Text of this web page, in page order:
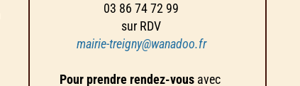
03 86 74 72 99
sur RDV
mairie-treigny@wanadoo.fr
Pour prendre rendez-vous avec